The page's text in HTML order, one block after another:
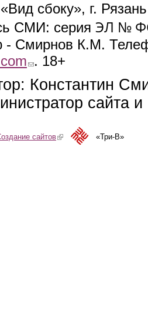
сбоку», г.
СМИ: серия ЭЛ №
- Смирнов К.М.
(link sends e-mail)
. 18+
Константин
сайта
сайтов(link is external)«Три-В»